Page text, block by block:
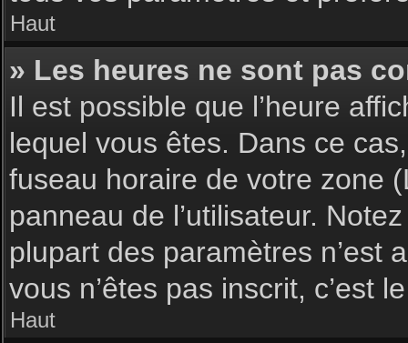
Haut
» Les heures ne sont pas
Il est possible que l’heure
lequel vous êtes. Dans ce
fuseau horaire de votre zone
panneau de l’utilisateur.
plupart des paramètres n’est
vous n’êtes pas inscrit, c’est
Haut